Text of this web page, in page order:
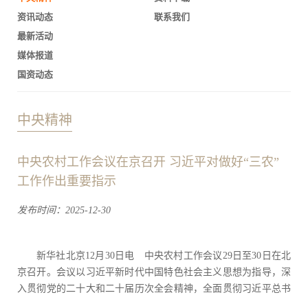
资讯动态
最新活动
媒体报道
国资动态
联系我们
中央精神
中央农村工作会议在京召开 习近平对做好“三农”
工作作出重要指示
发布时间：2025-12-30
新华社北京12月30日电 中央农村工作会议29日至30日在北
京召开。会议以习近平新时代中国特色社会主义思想为指导，深
入贯彻党的二十大和二十届历次全会精神，全面贯彻习近平总书